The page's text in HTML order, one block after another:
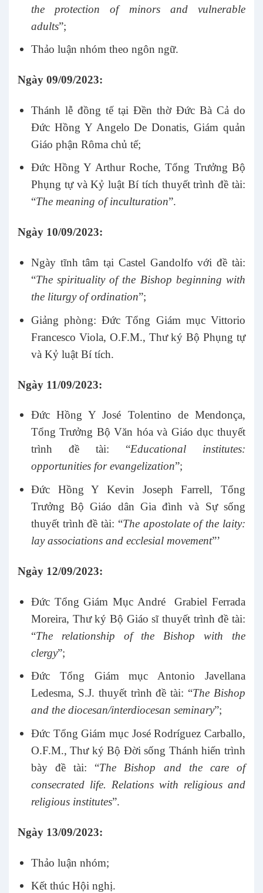
the protection of minors and vulnerable
adults”;
Thảo luận nhóm theo ngôn ngữ.
Ngày 09/09/2023:
Thánh lễ đồng tế tại Đền thờ Đức Bà Cả do
Đức Hồng Y Angelo De Donatis, Giám quản
Giáo phận Rôma chủ tế;
Đức Hồng Y Arthur Roche, Tổng Trưởng Bộ
Phụng tự và Kỷ luật Bí tích thuyết trình đề tài:
“The meaning of inculturation”.
Ngày 10/09/2023:
Ngày tĩnh tâm tại Castel Gandolfo với đề tài:
“The spirituality of the Bishop beginning with
the liturgy of ordination”;
Giảng phòng: Đức Tổng Giám mục Vittorio
Francesco Viola, O.F.M., Thư ký Bộ Phụng tự
và Kỷ luật Bí tích.
Ngày 11/09/2023:
Đức Hồng Y José Tolentino de Mendonça,
Tổng Trưởng Bộ Văn hóa và Giáo dục thuyết
trình đề tài: “Educational institutes:
opportunities for evangelization”;
Đức Hồng Y Kevin Joseph Farrell, Tổng
Trưởng Bộ Giáo dân Gia đình và Sự sống
thuyết trình đề tài: “The apostolate of the laity:
lay associations and ecclesial movement”’
Ngày 12/09/2023:
Đức Tổng Giám Mục André Grabiel Ferrada
Moreira, Thư ký Bộ Giáo sĩ thuyết trình đề tài:
“The relationship of the Bishop with the
clergy”;
Đức Tổng Giám mục Antonio Javellana
Ledesma, S.J. thuyết trình đề tài: “The Bishop
and the diocesan/interdiocesan seminary”;
Đức Tổng Giám mục José Rodríguez Carballo,
O.F.M., Thư ký Bộ Đời sống Thánh hiến trình
bày đề tài: “The Bishop and the care of
consecrated life. Relations with religious and
religious institutes”.
Ngày 13/09/2023:
Thảo luận nhóm;
Kết thúc Hội nghị.